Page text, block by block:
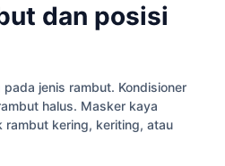
dan posisi
jenis rambut. Kondisioner
halus. Masker kaya
rambut kering, keriting, atau